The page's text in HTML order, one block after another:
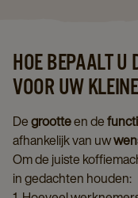
HOE BEPAALT U
VOOR UW
Degrootteen de
afhankelijk van uw
Om de juiste
in gedachten houden: